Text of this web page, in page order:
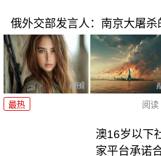
俄外交部发言人：南京大屠
最热 阅读
澳16岁以下
家平台承诺